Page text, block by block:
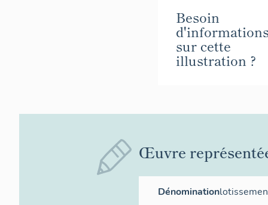
Besoin
sur cette
illustration ?
Œuvre
Dénomination